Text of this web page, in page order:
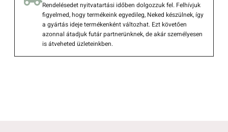
Rendelésedet nyitvatartási időben dolgozzuk fel. Felhívjuk
figyelmed, hogy termékeink egyedileg, Neked készülnek, így
a gyártás ideje termékenként változhat. Ezt követően
azonnal átadjuk futár partnerünknek, de akár személyesen
is átveheted üzleteinkben.